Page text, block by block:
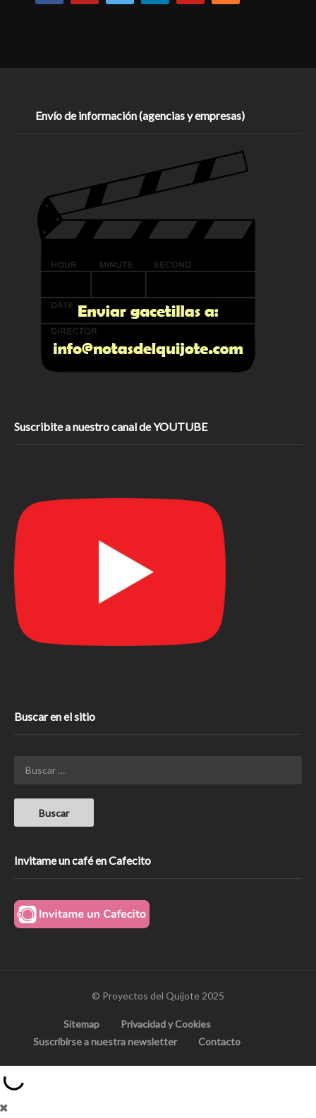
Envío de información (agencias y empresas)
Suscribite a nuestro canal de YOUTUBE
Buscar en el sitio
Invitame un café en Cafecito
© Proyectos del Quijote 2025
Sitemap
Privacidad y Cookies
Suscribirse a nuestra newsletter
Contacto